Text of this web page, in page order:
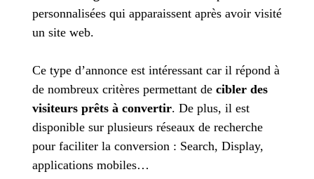
personnalisées qui apparaissent après avoir visité
un site web.
Ce type d’annonce est intéressant car il répond à
de nombreux critères permettant decibler des
visiteurs prêts à convertir. De plus, il est
disponible sur plusieurs réseaux de recherche
pour faciliter la conversion : Search, Display,
applications mobiles…